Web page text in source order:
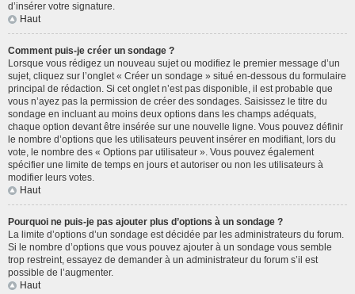
d’insérer votre signature.
Haut
Comment puis-je créer un sondage ?
Lorsque vous rédigez un nouveau sujet ou modifiez le premier message d’un
sujet, cliquez sur l’onglet « Créer un sondage » situé en-dessous du formulaire
principal de rédaction. Si cet onglet n’est pas disponible, il est probable que
vous n’ayez pas la permission de créer des sondages. Saisissez le titre du
sondage en incluant au moins deux options dans les champs adéquats,
chaque option devant être insérée sur une nouvelle ligne. Vous pouvez définir
le nombre d’options que les utilisateurs peuvent insérer en modifiant, lors du
vote, le nombre des « Options par utilisateur ». Vous pouvez également
spécifier une limite de temps en jours et autoriser ou non les utilisateurs à
modifier leurs votes.
Haut
Pourquoi ne puis-je pas ajouter plus d’options à un sondage ?
La limite d’options d’un sondage est décidée par les administrateurs du forum.
Si le nombre d’options que vous pouvez ajouter à un sondage vous semble
trop restreint, essayez de demander à un administrateur du forum s’il est
possible de l’augmenter.
Haut